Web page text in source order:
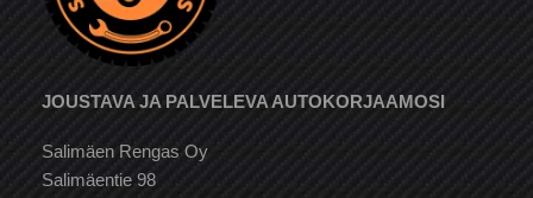
JOUSTAVA JA PALVELEVA AUTOKORJAAMOSI
Salimäen Rengas Oy
Salimäentie 98